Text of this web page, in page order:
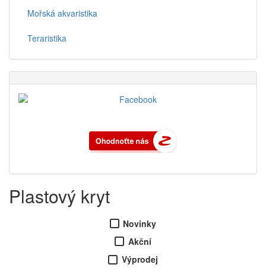
Mořská akvaristika
Teraristika
Plastový kryt
Novinky
Akční
Výprodej